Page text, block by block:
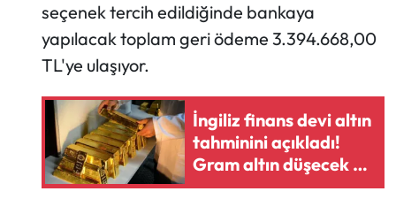
seçenek tercih edildiğinde bankaya
yapılacak toplam geri ödeme 3.394.668,00
TL'ye ulaşıyor.
İngiliz finans devi altın
tahminini açıkladı!
Gram altın düşecek mi
yükselecek mi?